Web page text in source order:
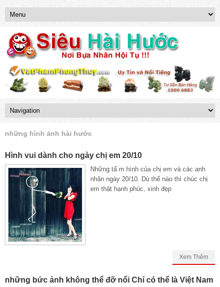
những hình ảnh hài hước
Hình vui dành cho ngày chị em 20/10
Những tấ m hình của chị em và các anh
nhân ngày 20/10. Dù thế nào thì chúc chị
em thật hạnh phúc, xinh đẹp
Xem Thêm
những bức ảnh không thể đỡ nổi Chỉ có thể là Việt Nam